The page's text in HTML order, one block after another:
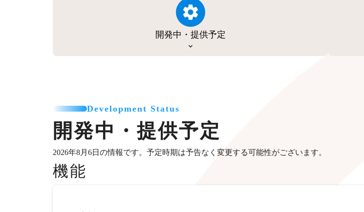
開発中・提供予定
Development Status
開発中・提供予定
2026年8月6日の情報です。予定時期は予告なく変更する可能性がございます。
機能